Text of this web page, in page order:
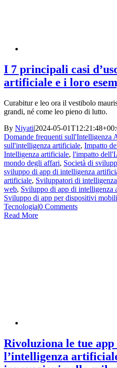
I 7 principali casi
artificiale e i loro
Curabitur e leo ora il vestibolo
grandi, né come leo pieno di lutto.
By Niyati|2024-05-
Domande frequenti sull'Intelligenza
sull'intelligenza artificiale, Impatto
Intelligenza artificiale, l'impatto
mondo degli affari, Società di
sviluppo di app di intelligenza
artificiale, Sviluppatori di
web, Sviluppo di app di intelligenza
Sviluppo di app per dispositivi mobili
Tecnologia|0 Comments
Read More
Rivoluziona le tue
l’intelligenza